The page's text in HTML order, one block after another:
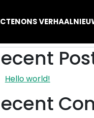
ONS VERHAAL
Hello world!